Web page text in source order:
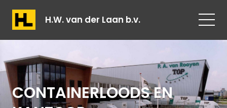
H.W. van der Laan b.v.
CONTAINERLOODS EN